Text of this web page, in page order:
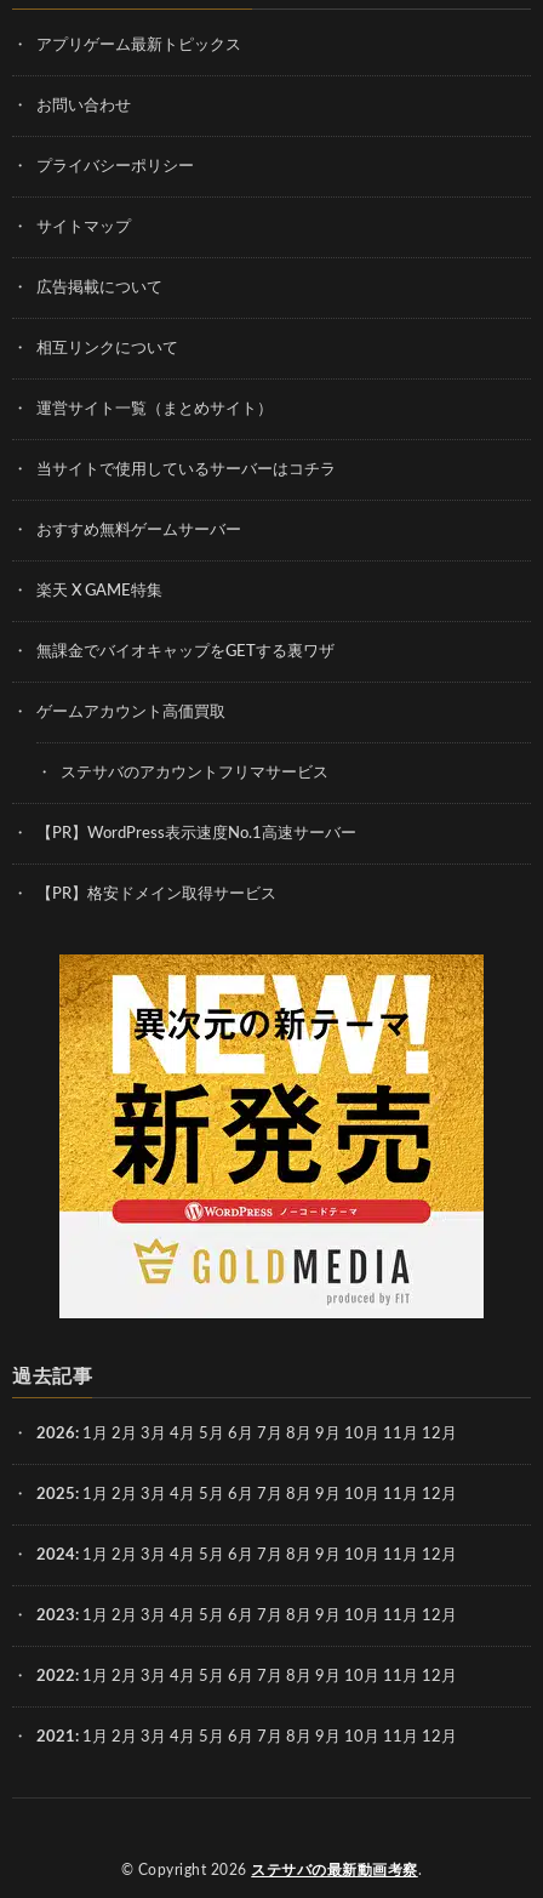
アプリゲーム最新トピックス
お問い合わせ
プライバシーポリシー
サイトマップ
広告掲載について
相互リンクについて
運営サイト一覧（まとめサイト）
当サイトで使用しているサーバーはコチラ
おすすめ無料ゲームサーバー
楽天 X GAME特集
無課金でバイオキャップをGETする裏ワザ
ゲームアカウント高価買取
ステサバのアカウントフリマサービス
【PR】WordPress表示速度No.1高速サーバー
【PR】格安ドメイン取得サービス
過去記事
2026: 1月 2月 3月 4月 5月 6月 7月 8月 9月 10月 11月 12月
2025: 1月 2月 3月 4月 5月 6月 7月 8月 9月 10月 11月 12月
2024: 1月 2月 3月 4月 5月 6月 7月 8月 9月 10月 11月 12月
2023: 1月 2月 3月 4月 5月 6月 7月 8月 9月 10月 11月 12月
2022: 1月 2月 3月 4月 5月 6月 7月 8月 9月 10月 11月 12月
2021: 1月 2月 3月 4月 5月 6月 7月 8月 9月 10月 11月 12月
© Copyright 2026 ステサバの最新動画考察.